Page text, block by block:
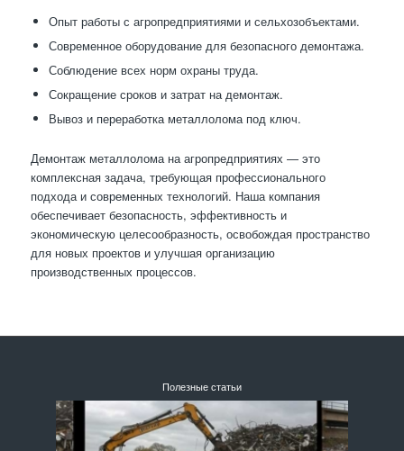
Опыт работы с агропредприятиями и сельхозобъектами.
Современное оборудование для безопасного демонтажа.
Соблюдение всех норм охраны труда.
Сокращение сроков и затрат на демонтаж.
Вывоз и переработка металлолома под ключ.
Демонтаж металлолома на агропредприятиях — это
комплексная задача, требующая профессионального
подхода и современных технологий. Наша компания
обеспечивает безопасность, эффективность и
экономическую целесообразность, освобождая пространство
для новых проектов и улучшая организацию
производственных процессов.
Полезные статьи